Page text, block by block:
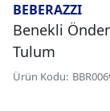
BEBERAZZI
Benekli
Tulum
Ürün Kodu: